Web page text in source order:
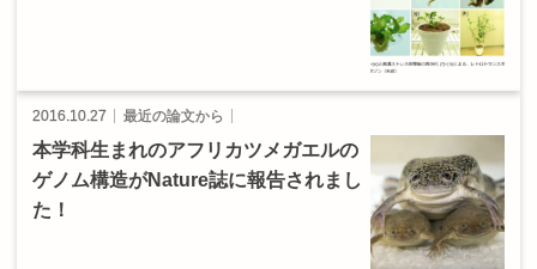
2016.10.27 最近の論文から
本学科生まれのアフリカツメガエルの
ゲノム構造がNature誌に報告されまし
た！